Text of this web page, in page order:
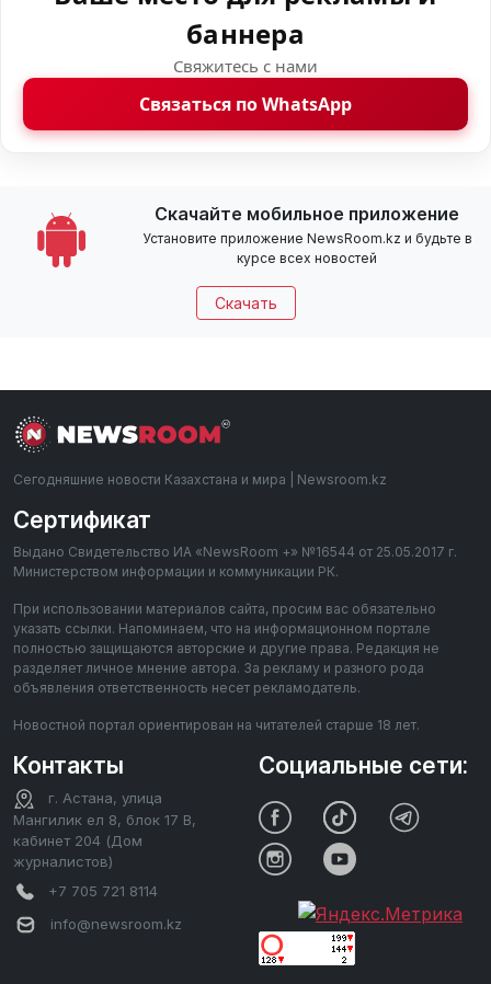
баннера
Свяжитесь с нами
Связаться по WhatsApp
Скачайте мобильное приложение
Установите приложение NewsRoom.kz и будьте в
курсе всех новостей
Скачать
Сегодняшние новости Казахстана и мира | Newsroom.kz
Сертификат
Выдано Свидетельство ИА «NewsRoom +» №16544 от 25.05.2017 г.
Министерством информации и коммуникации РК.
При использовании материалов сайта, просим вас обязательно
указать ссылки. Напоминаем, что на информационном портале
полностью защищаются авторские и другие права. Редакция не
разделяет личное мнение автора. За рекламу и разного рода
объявления ответственность несет рекламодатель.
Новостной портал ориентирован на читателей старше 18 лет.
Контакты
г. Астана, улица
Мангилик ел 8, блок 17 В,
кабинет 204 (Дом
журналистов)
+7 705 721 8114
info@newsroom.kz
Социальные сети: